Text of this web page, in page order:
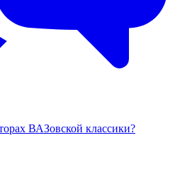
ВАЗовской классики?